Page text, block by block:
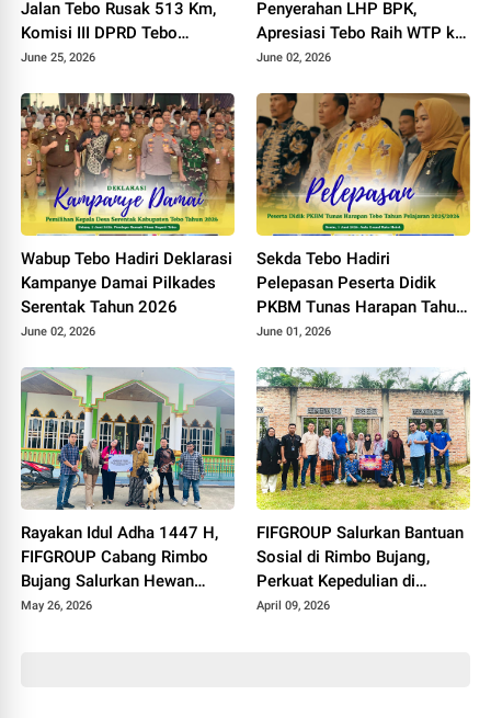
Jalan Tebo Rusak 513 Km,
Komisi III DPRD Tebo
Datangi Kemen PU
June 25, 2026
Penyerahan LHP BPK,
Apresiasi Tebo Raih WTP ke
11
June 02, 2026
Wabup Tebo Hadiri Deklarasi
Kampanye Damai Pilkades
Serentak Tahun 2026
June 02, 2026
Sekda Tebo Hadiri
Pelepasan Peserta Didik
PKBM Tunas Harapan Tahun
Pelajaran 2025 - 2026
June 01, 2026
Rayakan Idul Adha 1447 H,
FIFGROUP Cabang Rimbo
Bujang Salurkan Hewan
Kurban di Masjid Jami Al-
May 26, 2026
FIFGROUP Salurkan Bantuan
Sosial di Rimbo Bujang,
Perkuat Kepedulian di
Momen Halal Bihalal
April 09, 2026